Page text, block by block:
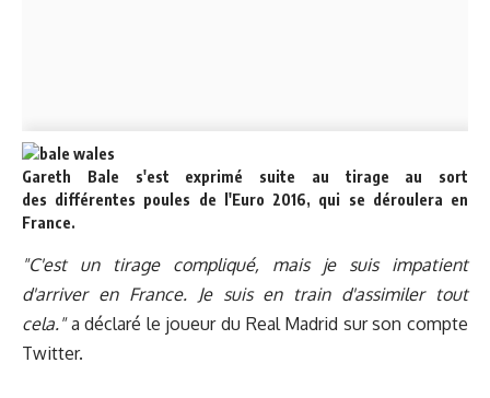
Gareth Bale s'est exprimé suite au tirage au sort
des différentes poules de l'Euro 2016, qui se déroulera en
France.
"C'est un tirage compliqué, mais je suis impatient
d'arriver en France. Je suis en train d'assimiler tout
cela."a déclaré le joueur du Real Madrid sur son compte
Twitter.